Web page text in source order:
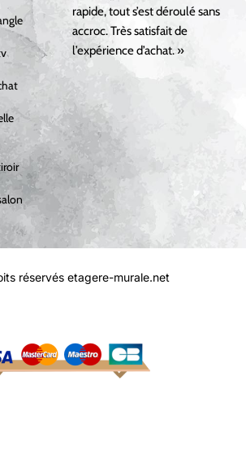
rapide, tout s’est déroulé sans
accroc. Très satisfait de
l’expérience d’achat. »
réservés etagere-murale.net